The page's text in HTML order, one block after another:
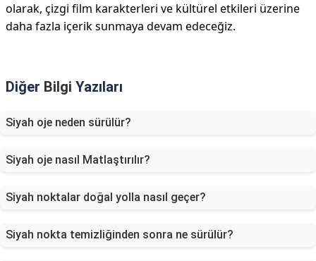
olarak, çizgi film karakterleri ve kültürel etkileri üzerine
daha fazla içerik sunmaya devam edeceğiz.
Diğer Bilgi Yazıları
Siyah oje neden sürülür?
Siyah oje nasıl Matlaştırılır?
Siyah noktalar doğal yolla nasıl geçer?
Siyah nokta temizliğinden sonra ne sürülür?